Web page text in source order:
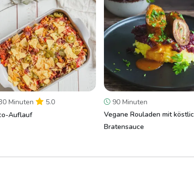
Minuten
5.0
Auflauf
90 Minuten
Vegane Rouladen mit
Bratensauce